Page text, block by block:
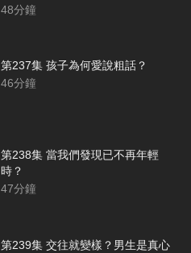
48分鐘
第237集 孩子為何愛說粗話？
46分鐘
第238集 當我們發現已不再年輕
時？
47分鐘
第239集 交往就變樣？男生是真心